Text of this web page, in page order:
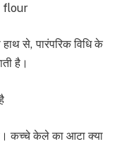
flour
से, पारंपरिक विधि के
है।
कच्‍चे केले का आटा क्या